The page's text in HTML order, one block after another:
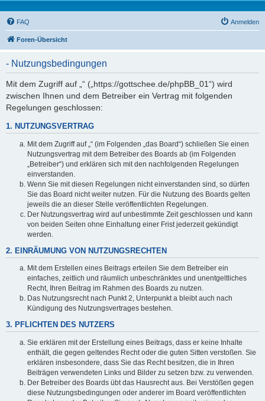
FAQ Anmelden
Foren-Übersicht
- Nutzungsbedingungen
Mit dem Zugriff auf „“ („https://gottschee.de/phpBB_01“) wird
zwischen Ihnen und dem Betreiber ein Vertrag mit folgenden
Regelungen geschlossen:
1. NUTZUNGSVERTRAG
Mit dem Zugriff auf „“ (im Folgenden „das Board“) schließen Sie einen
Nutzungsvertrag mit dem Betreiber des Boards ab (im Folgenden
„Betreiber“) und erklären sich mit den nachfolgenden Regelungen
einverstanden.
Wenn Sie mit diesen Regelungen nicht einverstanden sind, so dürfen
Sie das Board nicht weiter nutzen. Für die Nutzung des Boards gelten
jeweils die an dieser Stelle veröffentlichten Regelungen.
Der Nutzungsvertrag wird auf unbestimmte Zeit geschlossen und kann
von beiden Seiten ohne Einhaltung einer Frist jederzeit gekündigt
werden.
2. EINRÄUMUNG VON NUTZUNGSRECHTEN
Mit dem Erstellen eines Beitrags erteilen Sie dem Betreiber ein
einfaches, zeitlich und räumlich unbeschränktes und unentgeltliches
Recht, Ihren Beitrag im Rahmen des Boards zu nutzen.
Das Nutzungsrecht nach Punkt 2, Unterpunkt a bleibt auch nach
Kündigung des Nutzungsvertrages bestehen.
3. PFLICHTEN DES NUTZERS
Sie erklären mit der Erstellung eines Beitrags, dass er keine Inhalte
enthält, die gegen geltendes Recht oder die guten Sitten verstoßen. Sie
erklären insbesondere, dass Sie das Recht besitzen, die in Ihren
Beiträgen verwendeten Links und Bilder zu setzen bzw. zu verwenden.
Der Betreiber des Boards übt das Hausrecht aus. Bei Verstößen gegen
diese Nutzungsbedingungen oder anderer im Board veröffentlichten